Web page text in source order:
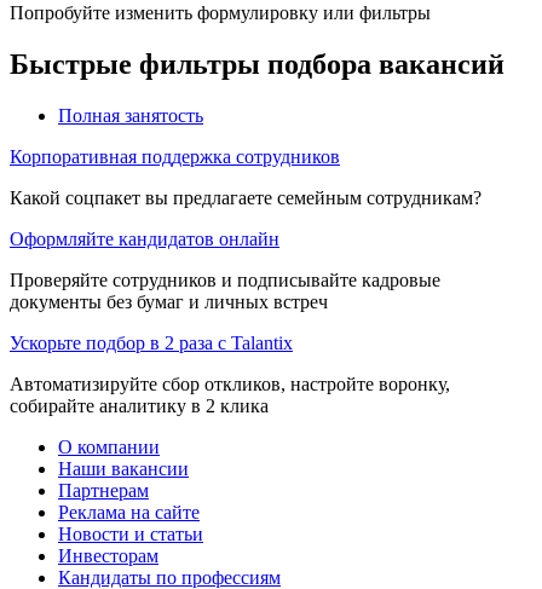
Попробуйте изменить формулировку или фильтры
Быстрые фильтры подбора вакансий
Полная занятость
Корпоративная поддержка сотрудников
Какой соцпакет вы предлагаете семейным сотрудникам?
Оформляйте кандидатов онлайн
Проверяйте сотрудников и подписывайте кадровые
документы без бумаг и личных встреч
Ускорьте подбор в 2 раза с Talantix
Автоматизируйте сбор откликов, настройте воронку,
собирайте аналитику в 2 клика
О компании
Наши вакансии
Партнерам
Реклама на сайте
Новости и статьи
Инвесторам
Кандидаты по профессиям